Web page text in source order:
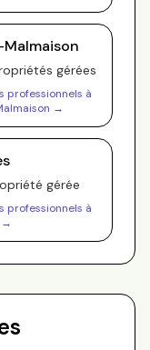
Malmaison
s gérées
professionnels à
→
gérée
professionnels à
→